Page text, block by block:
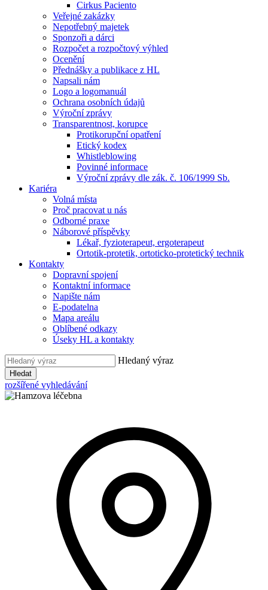
Cirkus Paciento
Veřejné zakázky
Nepotřebný majetek
Sponzoři a dárci
Rozpočet a rozpočtový výhled
Ocenění
Přednášky a publikace z HL
Napsali nám
Logo a logomanuál
Ochrana osobních údajů
Výroční zprávy
Transparentnost, korupce
Protikorupční opatření
Etický kodex
Whistleblowing
Povinné informace
Výroční zprávy dle zák. č. 106/1999 Sb.
Kariéra
Volná místa
Proč pracovat u nás
Odborné praxe
Náborové příspěvky
Lékař, fyzioterapeut, ergoterapeut
Ortotik-protetik, ortoticko-protetický technik
Kontakty
Dopravní spojení
Kontaktní informace
Napište nám
E-podatelna
Mapa areálu
Oblíbené odkazy
Úseky HL a kontakty
Hledaný výraz
Hledat
rozšířené vyhledávání